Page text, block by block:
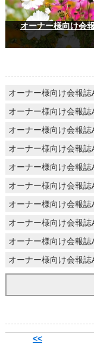
オーナー様向け会
オーナー様向け会報
オーナー様向け会報
オーナー様向け会報
オーナー様向け会報
オーナー様向け会報
オーナー様向け会報
オーナー様向け会報
オーナー様向け会報
オーナー様向け会報
オーナー様向け会報
<<